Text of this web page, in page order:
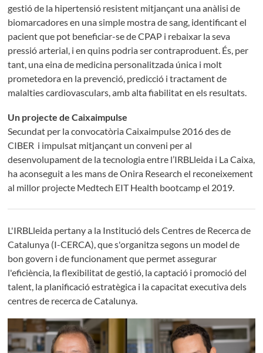
gestió de la hipertensió resistent mitjançant una anàlisi de
biomarcadores en una simple mostra de sang, identificant el
pacient que pot beneficiar-se de CPAP i rebaixar la seva
pressió arterial, i en quins podria ser contraproduent. És, per
tant, una eina de medicina personalitzada única i molt
prometedora en la prevenció, predicció i tractament de
malalties cardiovasculars, amb alta fiabilitat en els resultats.
Un projecte de Caixaimpulse
Secundat per la convocatòria Caixaimpulse 2016 des de
CIBER i impulsat mitjançant un conveni per al
desenvolupament de la tecnologia entre l’IRBLleida i La Caixa,
ha aconseguit a les mans de Onira Research el reconeixement
al millor projecte Medtech EIT Health bootcamp el 2019.
L'IRBLleida pertany a la Institució dels Centres de Recerca de
Catalunya (I-CERCA), que s'organitza segons un model de
bon govern i de funcionament que permet assegurar
l'eficiència, la flexibilitat de gestió, la captació i promoció del
talent, la planificació estratègica i la capacitat executiva dels
centres de recerca de Catalunya.